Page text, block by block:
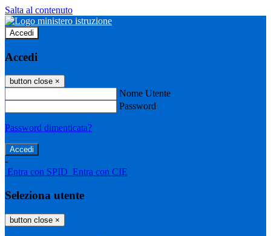
Salta al contenuto
Accedi
Accedi
button close ×
Nome Utente
Password
Password dimenticata?
-
Entra con SPID Entra con CIE
Seleziona utente
button close ×